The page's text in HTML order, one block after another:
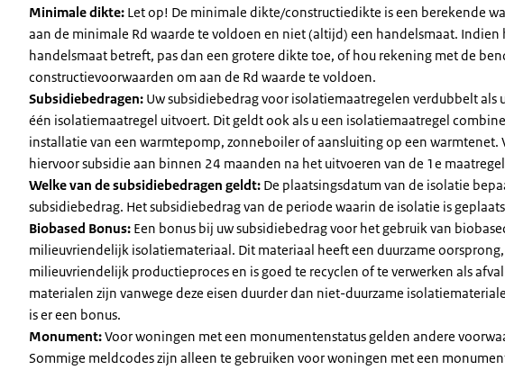
Minimale dikte: Let op! De minimale dikte/constructiedikte is een berekende
aan de minimale Rd waarde te voldoen en niet (altijd) een handelsmaat. Indien
handelsmaat betreft, pas dan een grotere dikte toe, of hou rekening met de
constructievoorwaarden om aan de Rd waarde te voldoen.
Subsidiebedragen: Uw subsidiebedrag voor isolatiemaatregelen verdubbelt als
één isolatiemaatregel uitvoert. Dit geldt ook als u een isolatiemaatregel
installatie van een warmtepomp, zonneboiler of aansluiting op een warmtenet.
hiervoor subsidie aan binnen 24 maanden na het uitvoeren van de 1e
Welke van de subsidiebedragen geldt: De plaatsingsdatum van de isolatie
subsidiebedrag. Het subsidiebedrag van de periode waarin de isolatie is
Biobased Bonus: Een bonus bij uw subsidiebedrag voor het gebruik van
milieuvriendelijk isolatiemateriaal. Dit materiaal heeft een duurzame oorsprong,
milieuvriendelijk productieproces en is goed te recyclen of te verwerken als
materialen zijn vanwege deze eisen duurder dan niet-duurzame
is er een bonus.
Monument:Voor woningen met een monumentenstatus gelden andere
Sommige meldcodes zijn alleen te gebruiken voor woningen met een